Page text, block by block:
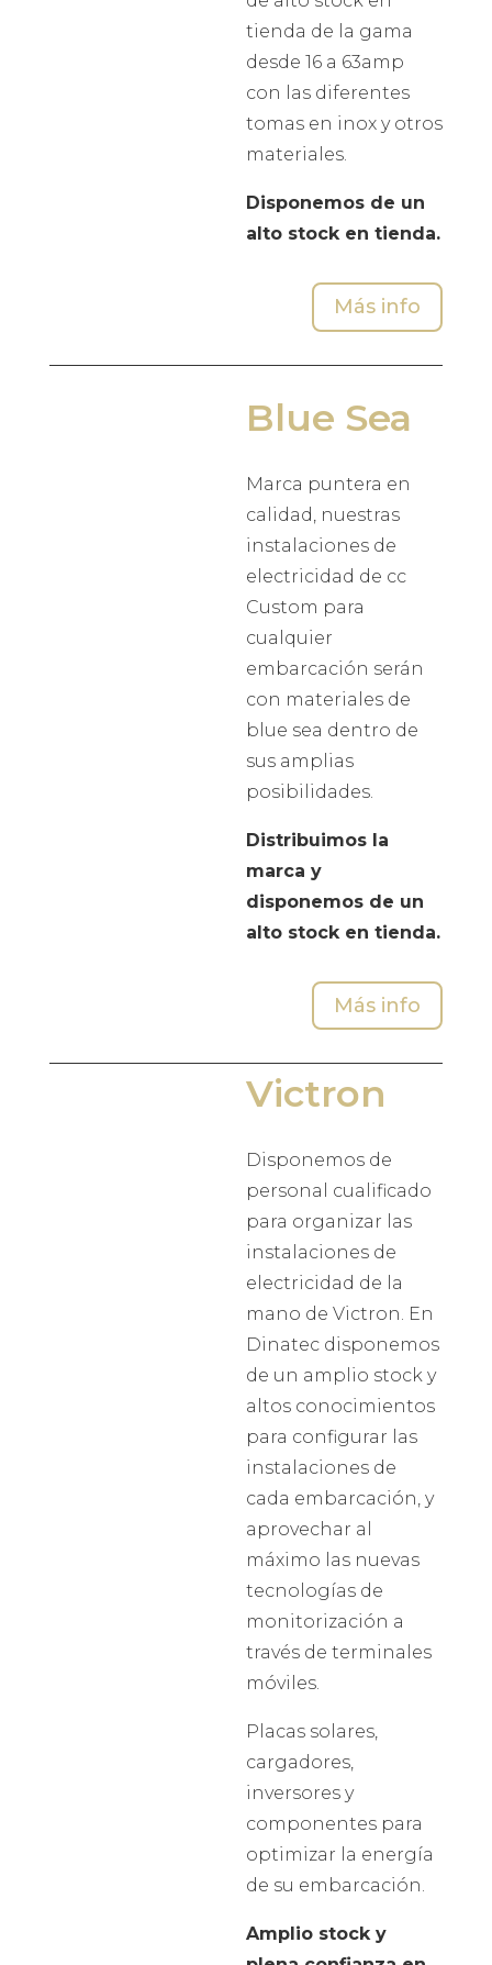
tienda de la gama
desde 16 a 63amp
con las diferentes
tomas en inox y otros
materiales.
Disponemos de un
alto stock en tienda.
Más info
Blue Sea
Marca puntera en
calidad, nuestras
instalaciones de
electricidad de cc
Custom para
cualquier
embarcación serán
con materiales de
blue sea dentro de
sus amplias
posibilidades.
Distribuimos la
marca y
disponemos de un
alto stock en tienda.
Más info
Victron
Disponemos de
personal cualificado
para organizar las
instalaciones de
electricidad de la
mano de Victron. En
Dinatec disponemos
de un amplio stock y
altos conocimientos
para configurar las
instalaciones de
cada embarcación, y
aprovechar al
máximo las nuevas
tecnologías de
monitorización a
través de terminales
móviles.
Placas solares,
cargadores,
inversores y
componentes para
optimizar la energía
de su embarcación.
Amplio stock y